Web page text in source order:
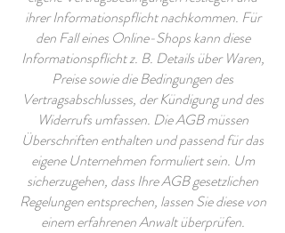
ihrer Informationspflicht nachkommen. Für
den Fall eines Online-Shops kann diese
Informationspflicht z. B. Details über Waren,
Preise sowie die Bedingungen des
Vertragsabschlusses, der Kündigung und des
Widerrufs umfassen. Die AGB müssen
Überschriften enthalten und passend für das
eigene Unternehmen formuliert sein. Um
sicherzugehen, dass Ihre AGB gesetzlichen
Regelungen entsprechen, lassen Sie diese von
einem erfahrenen Anwalt überprüfen.